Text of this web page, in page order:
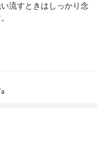
流すときはしっかり念